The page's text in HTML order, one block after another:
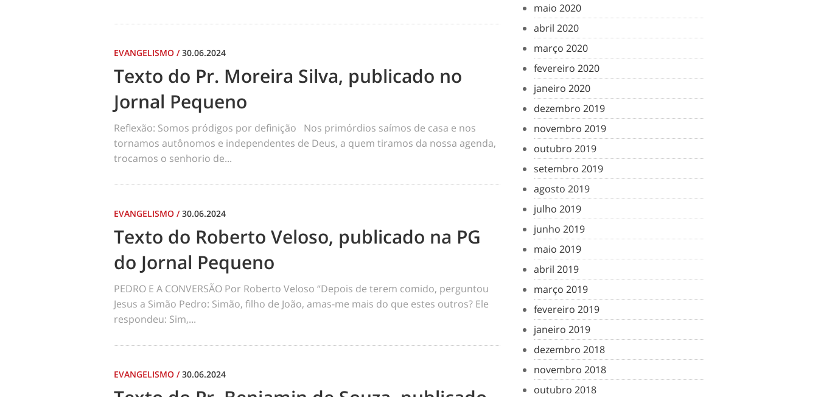
EVANGELISMO /30.06.2024
Texto do Pr. Moreira Silva, publicado no
Jornal Pequeno
Reflexão: Somos pródigos por definição Nos primórdios saímos de casa e nos
tornamos autônomos e independentes de Deus, a quem tiramos da nossa agenda,
trocamos o senhorio de...
EVANGELISMO /30.06.2024
Texto do Roberto Veloso, publicado na PG
do Jornal Pequeno
PEDRO E A CONVERSÃO Por Roberto Veloso “Depois de terem comido, perguntou
Jesus a Simão Pedro: Simão, filho de João, amas-me mais do que estes outros? Ele
respondeu: Sim,...
EVANGELISMO /30.06.2024
maio 2020
abril 2020
março 2020
fevereiro 2020
janeiro 2020
dezembro 2019
novembro 2019
outubro 2019
setembro 2019
agosto 2019
julho 2019
junho 2019
maio 2019
abril 2019
março 2019
fevereiro 2019
janeiro 2019
dezembro 2018
novembro 2018
outubro 2018